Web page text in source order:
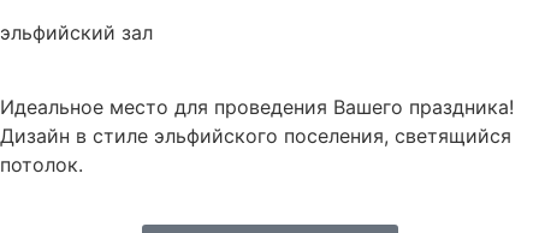
эльфийский зал
Идеальное место для проведения Вашего праздника!
Дизайн в стиле эльфийского поселения, светящийся
потолок.